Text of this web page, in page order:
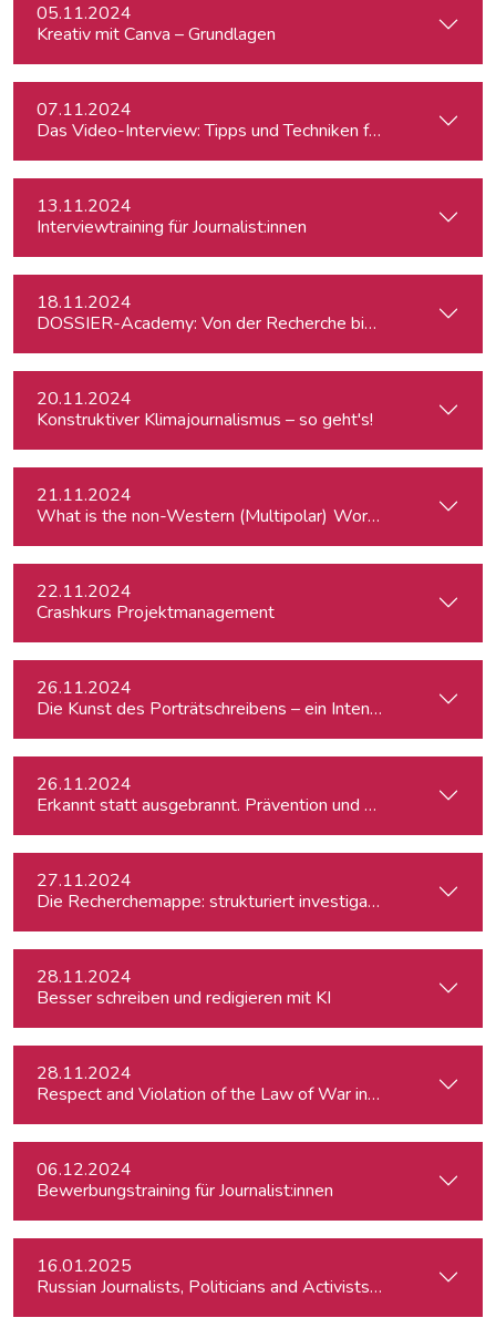
05.11.2024
Kreativ mit Canva – Grundlagen
07.11.2024
Das Video-Interview: Tipps und Techniken für TV und Web
13.11.2024
Interviewtraining für Journalist:innen
18.11.2024
DOSSIER-Academy: Von der Recherche bis zur
20.11.2024
Konstruktiver Klimajournalismus – so geht's!
21.11.2024
What is
22.11.2024
Crashkurs Projektmanagement
26.11.2024
Die Kunst des Porträtschreibens – ein Intensiv-Workshop
26.11.2024
Erkannt statt ausgebrannt. Prävention und Erste-Hilfe bei
27.11.2024
Die Recherchemappe: strukturiert investigativ arbeiten,
28.11.2024
Besser schreiben und redigieren mit KI
28.11.2024
Respect and Violation of the Law of War in Ukraine and
06.12.2024
Bewerbungstraining für Journalist:innen
16.01.2025
Russian Journalists, Politicians and Activists in Europe: